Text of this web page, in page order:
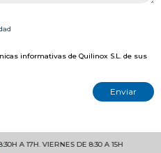
informativas de Quilinox S.L. de sus
A 17H. VIERNES DE 8:30 A 15H